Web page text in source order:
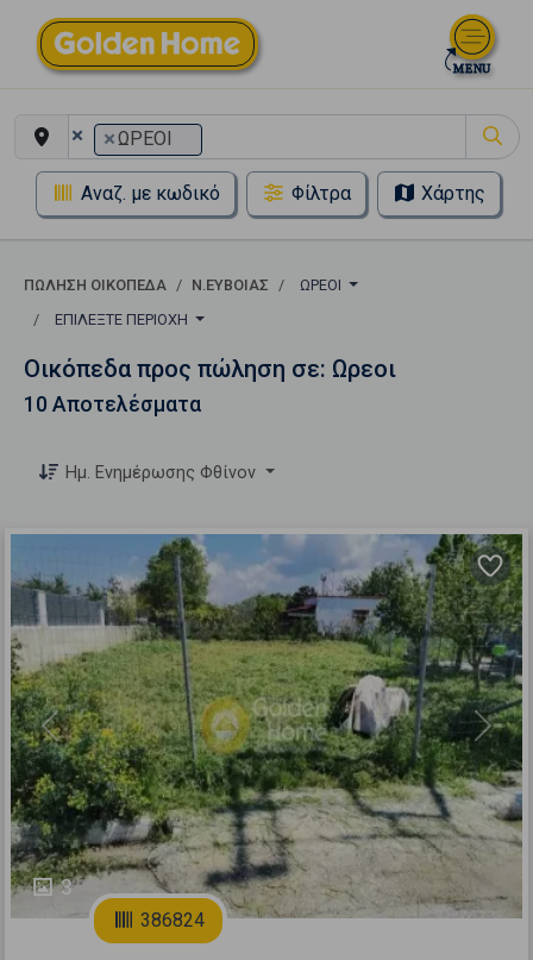
× ×ΩΡΕΟΙ
Αναζ. με κωδικό Φίλτρα Χάρτης
ΠΏΛΗΣΗ ΟΙΚΌΠΕΔΑ Ν.ΕΥΒΟΙΑΣ
ΩΡΕΟΙ
ΕΠΙΛΈΞΤΕ ΠΕΡΙΟΧΉ
Οικόπεδα προς πώληση σε: Ωρεοι
10 Αποτελέσματα
Ημ. Ενημέρωσης Φθίνον
3
Previous Next
386824